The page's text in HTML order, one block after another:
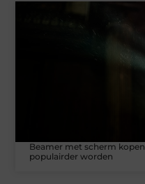
Beamer met scherm
populairder worden